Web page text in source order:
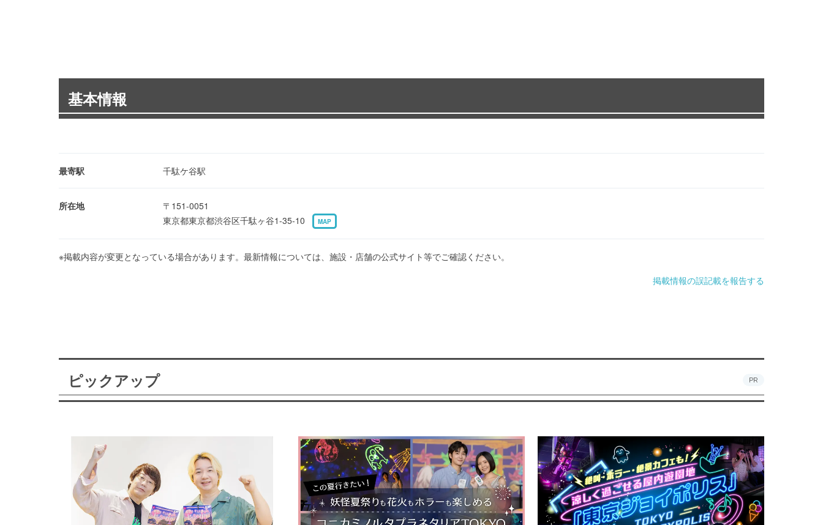
基本情報
最寄駅 千駄ケ谷駅
所在地
〒151-0051
東京都東京都渋谷区千駄ヶ谷1-35-10
MAP
※掲載内容が変更となっている場合があります。最新情報については、施設・店舗の公式サイト等でご確認ください。
掲載情報の誤記載を報告する
ピックアップ PR